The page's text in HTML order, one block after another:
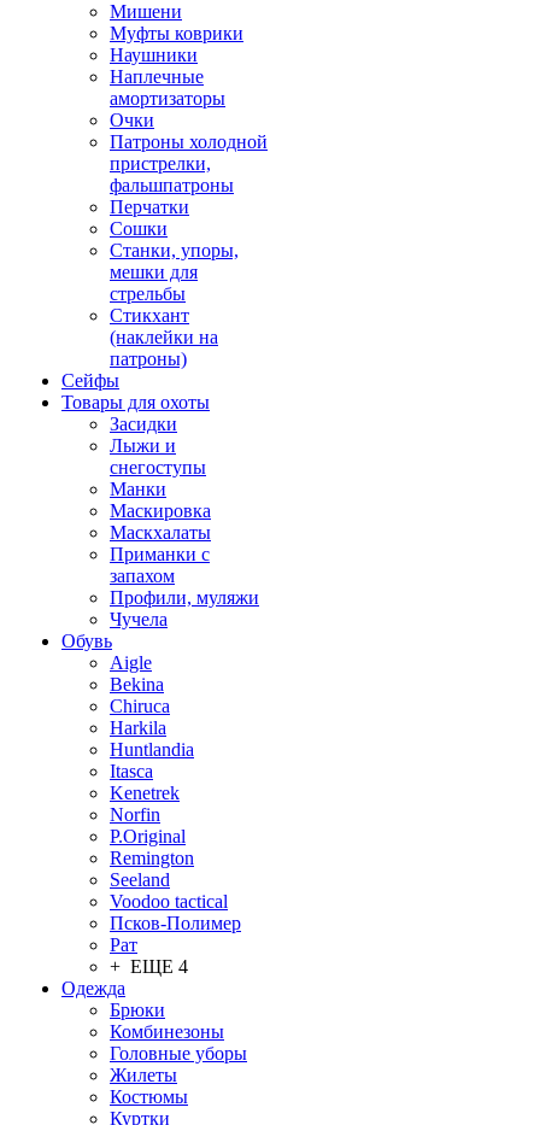
Мишени
Муфты коврики
Наушники
Наплечные
амортизаторы
Очки
Патроны холодной
пристрелки,
фальшпатроны
Перчатки
Сошки
Станки, упоры,
мешки для
стрельбы
Стикхант
(наклейки на
патроны)
Сейфы
Товары для охоты
Засидки
Лыжи и
снегоступы
Манки
Маскировка
Маскхалаты
Приманки с
запахом
Профили, муляжи
Чучела
Обувь
Aigle
Bekina
Chiruсa
Harkila
Huntlandia
Itasca
Kenetrek
Norfin
P.Original
Remington
Seeland
Voodoo tactical
Псков-Полимер
Рат
+ ЕЩЕ 4
Одежда
Брюки
Комбинезоны
Головные уборы
Жилеты
Костюмы
Куртки